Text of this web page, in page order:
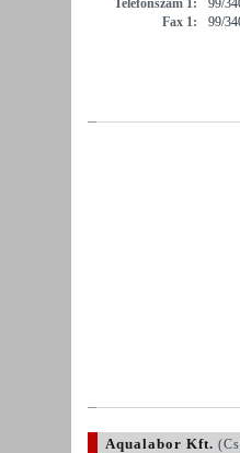
Fax 1:
99/
Aqualabor Kft.